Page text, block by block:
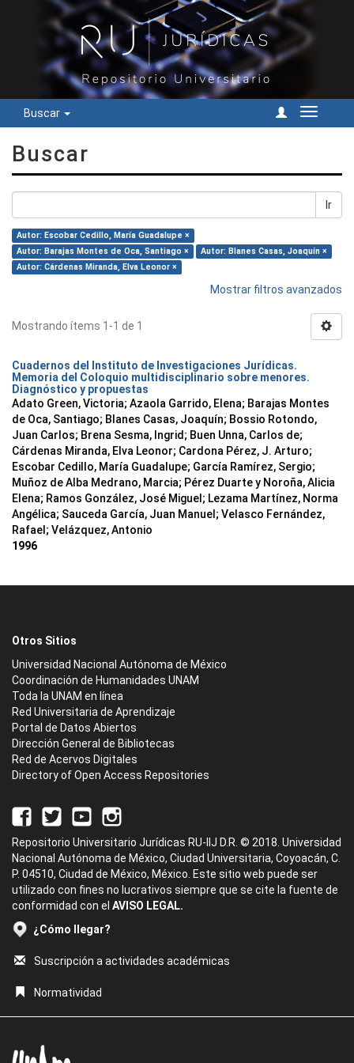
Buscar
Cambiar
Buscar
Ir
Autor: Escobar Cedillo, María Guadalupe ×
Autor: Barajas Montes de Oca, Santiago ×
Autor: Blanes Casas, Joaquín ×
Autor: Cárdenas Miranda, Elva Leonor ×
Mostrar filtros avanzados
Mostrando ítems 1-1 de 1
Cuadernos del Instituto de Investigaciones Jurídicas.
Memoria del Coloquio multidisciplinario sobre menores.
Diagnóstico y propuestas
Adato Green, Victoria; Azaola Garrido, Elena; Barajas Montes
de Oca, Santiago; Blanes Casas, Joaquín; Bossio Rotondo,
Juan Carlos; Brena Sesma, Ingrid; Buen Unna, Carlos de;
Cárdenas Miranda, Elva Leonor; Cardona Pérez, J. Arturo;
Escobar Cedillo, María Guadalupe; García Ramírez, Sergio;
Muñoz de Alba Medrano, Marcia; Pérez Duarte y Noroña, Alicia
Elena; Ramos González, José Miguel; Lezama Martínez, Norma
Angélica; Sauceda García, Juan Manuel; Velasco Fernández,
Rafael; Velázquez, Antonio
1996
Otros Sitios
Universidad Nacional Autónoma de México
Coordinación de Humanidades UNAM
Toda la UNAM en línea
Red Universitaria de Aprendizaje
Portal de Datos Abiertos
Dirección General de Bibliotecas
Red de Acervos Digitales
Directory of Open Access Repositories
Repositorio Universitario Jurídicas RU-IIJ D.R. © 2018. Universidad
Nacional Autónoma de México, Ciudad Universitaria, Coyoacán, C.
P. 04510, Ciudad de México, México. Este sitio web puede ser
utilizado con fines no lucrativos siempre que se cite la fuente de
conformidad con el AVISO LEGAL.
¿Cómo llegar?
Suscripción a actividades académicas
Normatividad